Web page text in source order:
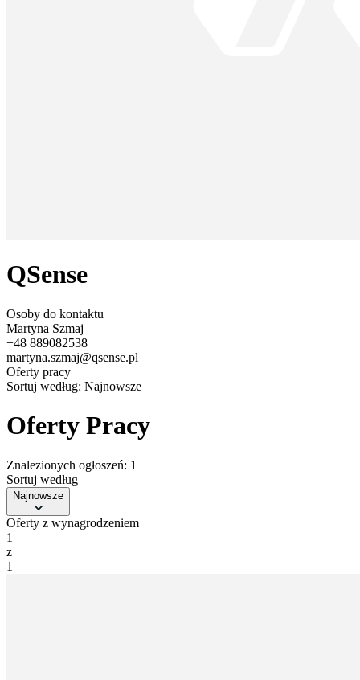
QSense
Osoby do kontaktu
Martyna Szmaj
+48 889082538
martyna.szmaj@qsense.pl
Oferty pracy
Sortuj według: Najnowsze
Oferty Pracy
Znalezionych ogłoszeń: 1
Sortuj według
Najnowsze
Oferty z wynagrodzeniem
1
z
1